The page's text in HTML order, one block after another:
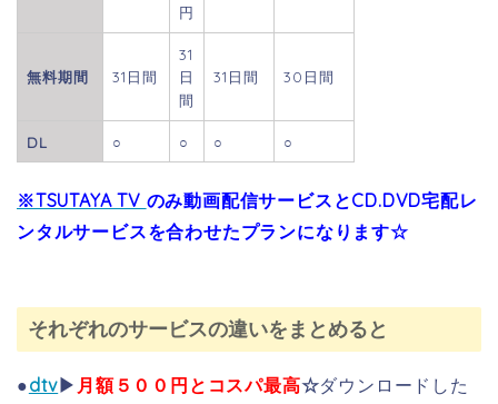
円
無料期間 31日間
31
日
間
31日間 30日間
DL ○ ○ ○ ○
※TSUTAYA TV のみ動画配信サービスとCD.DVD宅配レ
ンタルサービスを合わせたプランになります☆
それぞれのサービスの違いをまとめると
●dtv▶ 月額５００円とコスパ最高☆ダウンロードした